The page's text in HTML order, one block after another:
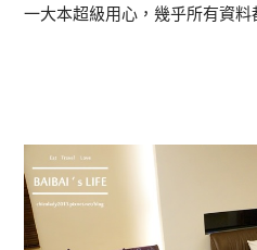
一大本超級用心，幾乎所有資料